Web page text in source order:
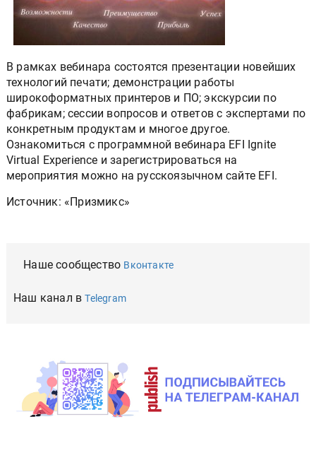
В рамках вебинара состоятся презентации новейших
технологий печати; демонстрации работы
широкоформатных принтеров и ПО; экскурсии по
фабрикам; сессии вопросов и ответов с экспертами по
конкретным продуктам и многое другое.
Ознакомиться с программной вебинара EFI Ignite
Virtual Experience и зарегистрироваться на
мероприятия можно на русскоязычном сайте EFI.
Источник: «Призмикс»
Наше сообщество Вконтакте
Наш канал вTelegram